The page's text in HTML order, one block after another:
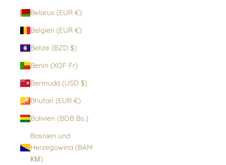
Belarus (EUR €)
Belgien (EUR €)
Belize (BZD $)
Benin (XOF Fr)
Bermuda (USD $)
Bhutan (EUR €)
Bolivien (BOB Bs.)
Bosnien und
Herzegowina (BAM
КМ)